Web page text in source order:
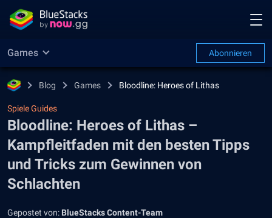
Games Abonnieren
Blog Games Bloodline: Heroes of Lithas
Spiele Guides
Bloodline: Heroes of Lithas –
Kampfleitfaden mit den besten Tipps
und Tricks zum Gewinnen von
Schlachten
Gepostet von: BlueStacks Content-Team